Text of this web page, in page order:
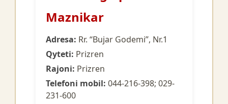
Maznikar
Adresa: Rr. “Bujar Godemi”, Nr.1
Qyteti: Prizren
Rajoni: Prizren
Telefoni mobil: 044-216-398; 029-
231-600